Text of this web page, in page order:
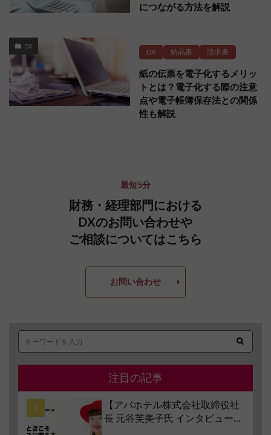
につながる方法を解説
DX
DX 納品書 請求書
紙の伝票を電子化するメリッ
トとは？電子化する際の注意
点や電子帳簿保存法との関係
性も解説
最短5分
財務・経理部門における
DXのお問い合わせや
ご相談についてはこちら
お問い合わせ
注目の記事
【アパホテル株式会社取締役社
長 元谷芙美子氏 インタビュー】